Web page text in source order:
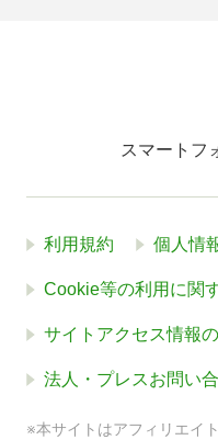
スマートフ
利用規約 個人情
Cookie等の利用に関
サイトアクセス情報
法人・プレスお問い
※本サイトはアフィリエイ